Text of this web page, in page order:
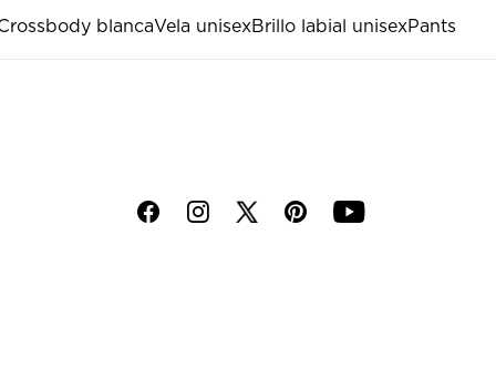
blancaVela unisexBrillo labial unisexPants
f i p y